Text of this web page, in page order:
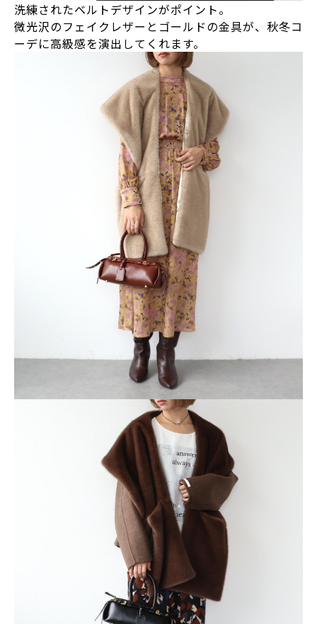
洗練されたベルトデザインがポイント。
微光沢のフェイクレザーとゴールドの金具が、秋冬コ
ーデに高級感を演出してくれます。